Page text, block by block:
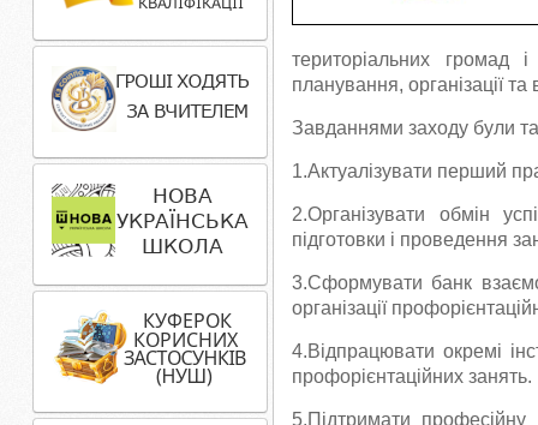
територіальних громад
планування, організації
Завданнями заходу були
1.Актуалізувати перший
2.Організувати обмін
підготовки і проведення
3.Сформувати банк
організації
4.Відпрацювати окремі
профорієнтаційних занять.
5.Підтримати